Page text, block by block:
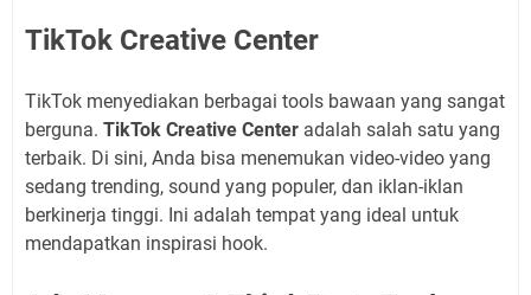
TikTok Creative Center
TikTok menyediakan berbagai tools bawaan yang sangat
berguna. TikTok Creative Center adalah salah satu yang
terbaik. Di sini, Anda bisa menemukan video-video yang
sedang trending, sound yang populer, dan iklan-iklan
berkinerja tinggi. Ini adalah tempat yang ideal untuk
mendapatkan inspirasi hook.